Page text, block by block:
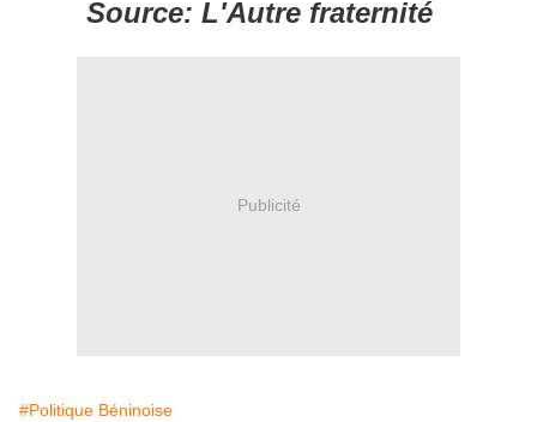
Source: L'Autre fraternité
Publicité
#Politique Béninoise